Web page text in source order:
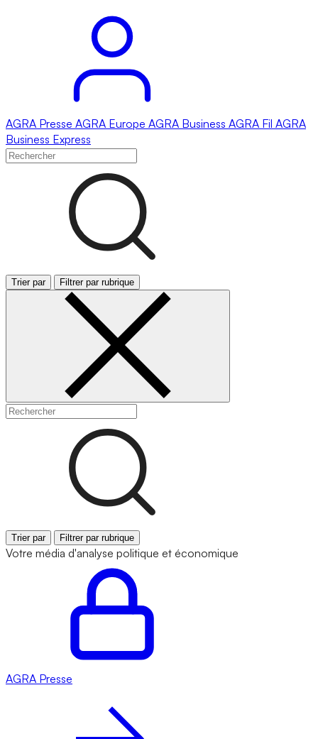
AGRA Presse AGRA Europe AGRA Business AGRA Fil AGRA
Business Express
Trier par Filtrer par rubrique
Trier par Filtrer par rubrique
Votre média d'analyse politique et économique
AGRA Presse